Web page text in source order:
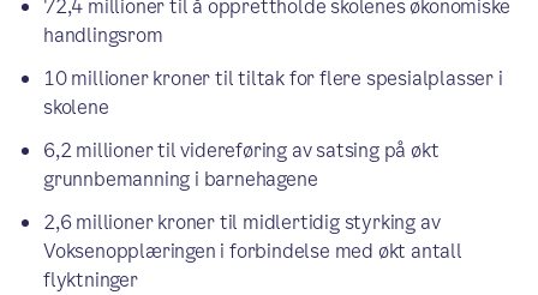
72,4 millioner til å opprettholde skolenes økonomiske
handlingsrom
10 millioner kroner til tiltak for flere spesialplasser i
skolene
6,2 millioner til videreføring av satsing på økt
grunnbemanning i barnehagene
2,6 millioner kroner til midlertidig styrking av
Voksenopplæringen i forbindelse med økt antall
flyktninger